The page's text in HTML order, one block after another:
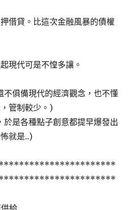
借貸。比這次金融風暴的債權
現代可是不惶多讓。
不俱備現代的經濟觀念，也不懂
管制較少。)
於是各種點子創意都提早爆發出
就是..)
給